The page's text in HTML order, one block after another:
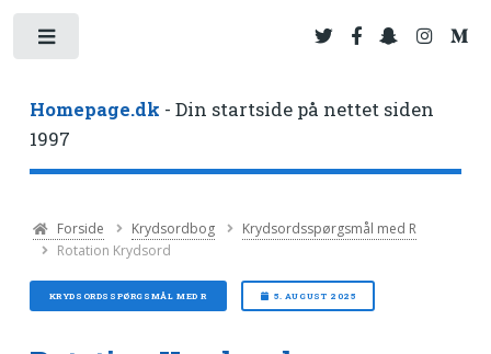
Homepage.dk - Din startside på nettet siden
1997
Forside Krydsordbog
Krydsordsspørgsmål med R
Rotation Krydsord
KRYDSORDSSPØRGSMÅL MED R 5. AUGUST 2025